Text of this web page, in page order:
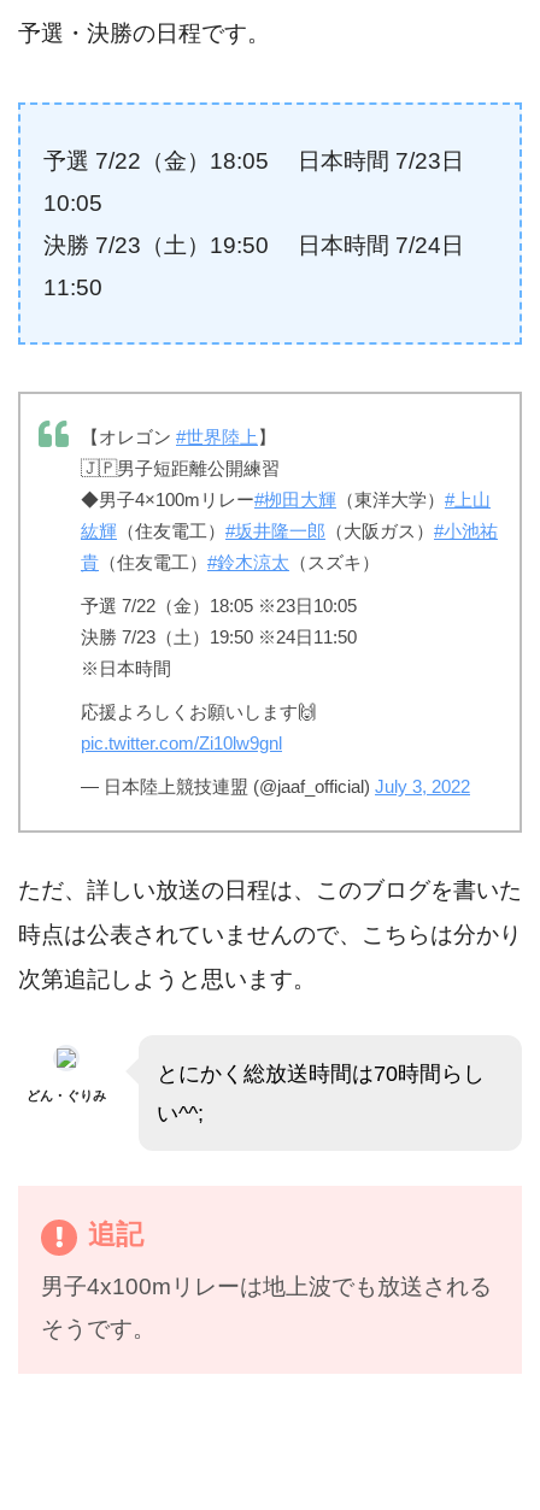
予選・決勝の日程です。
予選 7/22（金）18:05 日本時間 7/23日
10:05
決勝 7/23（土）19:50 日本時間 7/24日
11:50
【オレゴン #世界陸上 】
🇯🇵男子短距離公開練習
◆男子4×100mリレー#栁田大輝 （東洋大学） #上山
紘輝 （住友電工） #坂井隆一郎 （大阪ガス） #小池祐
貴 （住友電工） #鈴木涼太 （スズキ）
予選 7/22（金）18:05 ※23日10:05
決勝 7/23（土）19:50 ※24日11:50
※日本時間
応援よろしくお願いします🙌
pic.twitter.com/Zi10lw9gnl
— 日本陸上競技連盟 (@jaaf_official) July 3, 2022
ただ、詳しい放送の日程は、このブログを書いた
時点は公表されていませんので、こちらは分かり
次第追記しようと思います。
どん・ぐりみ
とにかく総放送時間は70時間らし
い^^;
追記
男子4x100mリレーは地上波でも放送される
そうです。